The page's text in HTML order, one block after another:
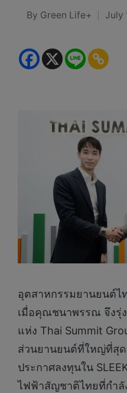
Posted
By Green Life+ July
อุตสาหกรรมยานยนต์ไ
เมื่อคุณชนาพรรณ จึงรุ่ง
แห่ง Thai Summit
ส่วนยานยนต์ที่ใหญ่ที่สุ
ประกาศลงทุนใน
ไฟฟ้าสัญชาติไทยที่กำลั